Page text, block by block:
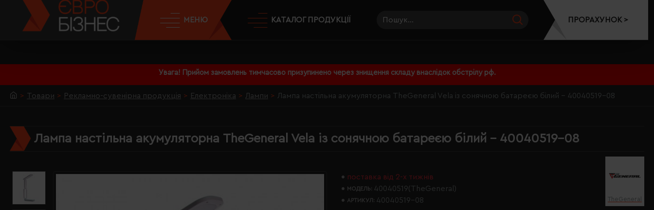
Увага! Прийом замовлень тимчасово призупинено через знищення складу внаслідок обстрілу рф.
МЕНЮ КАТАЛОГ ПРОДУКЦІЇ ПРОРАХУНОК >
Товари Рекламно-сувенірна продукція Електроніка Лампи Лампа настільна акумуляторна TheGeneral Vela із сонячною батареєю білий - 40040519-08
Лампа настільна акумуляторна TheGeneral Vela із сонячною батареєю білий - 40040519-08
поставка від 2-х тижнів
МОДЕЛЬ: 40040519(TheGeneral)
АРТИКУЛ: 40040519-08 TheGeneral